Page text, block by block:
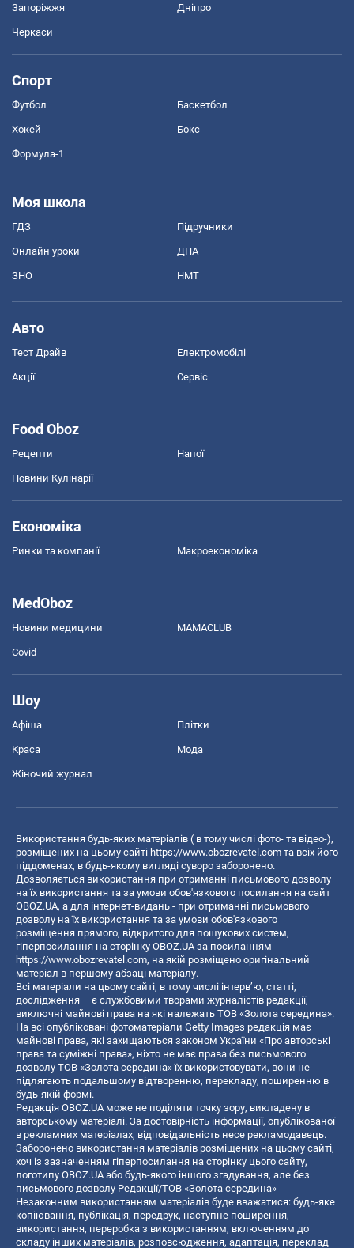
Запоріжжя Дніпро
Черкаси
Спорт
Футбол Баскетбол
Хокей Бокс
Формула-1
Моя школа
ГДЗ Підручники
Онлайн уроки ДПА
ЗНО НМТ
Авто
Тест Драйв Електромобілі
Акції Сервіс
Food Oboz
Рецепти Напої
Новини Кулінарії
Економіка
Ринки та компанії Макроекономіка
MedOboz
Новини медицини MAMACLUB
Covid
Шоу
Афіша Плітки
Краса Мода
Жіночий журнал
Використання будь-яких матеріалів ( в тому числі фото- та відео-),
розміщених на цьому сайті https://www.obozrevatel.com та всіх його
піддоменах, в будь-якому вигляді суворо заборонено.
Дозволяється використання при отриманні письмового дозволу
на їх використання та за умови обов'язкового посилання на сайт
OBOZ.UA, а для інтернет-видань - при отриманні письмового
дозволу на їх використання та за умови обов'язкового
розміщення прямого, відкритого для пошукових систем,
гіперпосилання на сторінку OBOZ.UA за посиланням
https://www.obozrevatel.com, на якій розміщено оригінальний
матеріал в першому абзаці матеріалу.
Всі матеріали на цьому сайті, в тому числі інтерв’ю, статті,
дослідження – є службовими творами журналістів редакції,
виключні майнові права на які належать ТОВ «Золота середина».
На всі опубліковані фотоматеріали Getty Images редакція має
майнові права, які захищаються законом України «Про авторські
права та суміжні права», ніхто не має права без письмового
дозволу ТОВ «Золота середина» їх використовувати, вони не
підлягають подальшому відтворенню, перекладу, поширенню в
будь-якій формі.
Редакція OBOZ.UA може не поділяти точку зору, викладену в
авторському матеріалі. За достовірність інформації, опублікованої
в рекламних матеріалах, відповідальність несе рекламодавець.
Заборонено використання матеріалів розміщених на цьому сайті,
хоч із зазначенням гіперпосилання на сторінку цього сайту,
логотипу OBOZ.UA або будь-якого іншого згадування, але без
письмового дозволу Редакції/ТОВ «Золота середина»
Незаконним використанням матеріалів буде вважатися: будь-яке
копiювання, публiкацiя, передрук, наступне поширення,
використання, переробка з використанням, включенням до
складу інших матеріалів, розповсюдження, адаптація, переклад